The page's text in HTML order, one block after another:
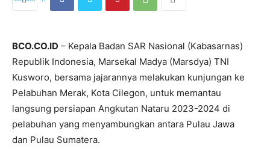
BCO.CO.ID – Kepala Badan SAR Nasional (Kabasarnas)
Republik Indonesia, Marsekal Madya (Marsdya) TNI
Kusworo, bersama jajarannya melakukan kunjungan ke
Pelabuhan Merak, Kota Cilegon, untuk memantau
langsung persiapan Angkutan Nataru 2023-2024 di
pelabuhan yang menyambungkan antara Pulau Jawa
dan Pulau Sumatera.